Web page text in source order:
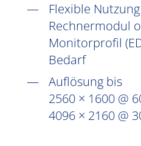
Flexible
Rechnermodul
Monitorprofil
Bedarf
Auflösung bis
2560 × 1600 @
4096 × 2160 @